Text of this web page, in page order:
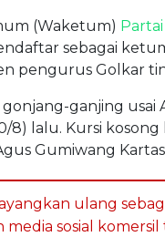
(Waketum)
sebagai
pengurus Golkar
ganjing
8) lalu. Kursi
Gumiwang
ulang
sosial komersil